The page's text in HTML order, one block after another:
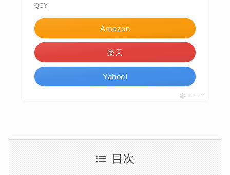
QCY
Amazon
楽天
Yahoo!
ポチップ
目次